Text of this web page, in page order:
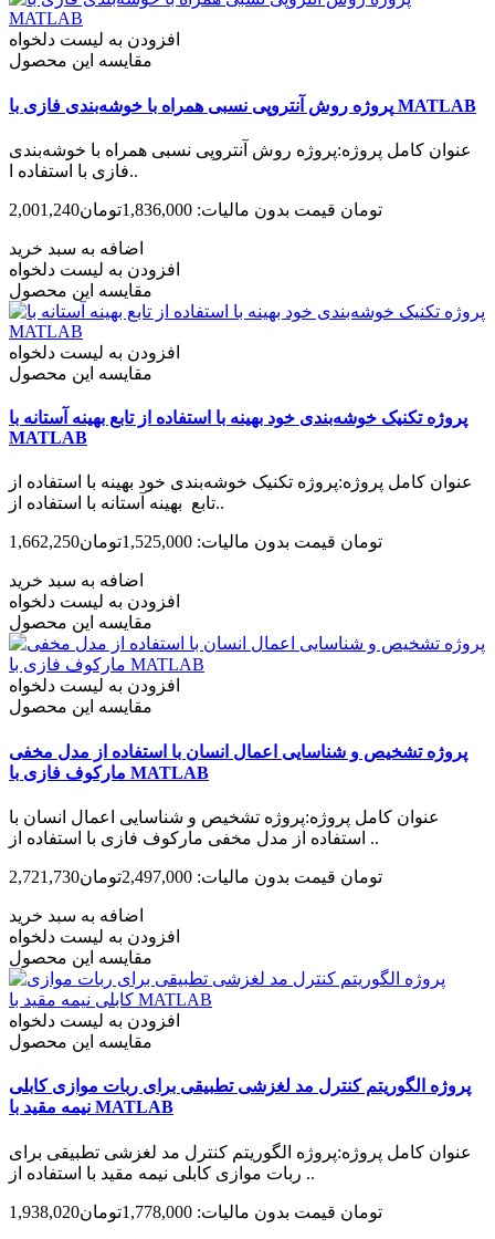
افزودن به لیست دلخواه
مقایسه این محصول
پروژه روش آنتروپی نسبی همراه با خوشه‌بندی فازی با MATLAB
عنوان کامل پروژه:پروژه روش آنتروپی نسبی همراه با خوشه‌بندی
فازی با استفاده ا..
2,001,240تومان قیمت بدون مالیات: 1,836,000تومان
اضافه به سبد خرید
افزودن به لیست دلخواه
مقایسه این محصول
افزودن به لیست دلخواه
مقایسه این محصول
پروژه تکنیک خوشه‌بندی خود بهینه با استفاده از تابع بهینه آستانه با
MATLAB
عنوان کامل پروژه:پروژه تکنیک خوشه‌بندی خود بهینه با استفاده از
تابع بهینه آستانه با استفاده از..
1,662,250تومان قیمت بدون مالیات: 1,525,000تومان
اضافه به سبد خرید
افزودن به لیست دلخواه
مقایسه این محصول
افزودن به لیست دلخواه
مقایسه این محصول
پروژه تشخیص و شناسایی اعمال انسان با استفاده از مدل مخفی
مارکوف فازی با MATLAB
عنوان کامل پروژه:پروژه تشخیص و شناسایی اعمال انسان با
استفاده از مدل مخفی مارکوف فازی با استفاده از ..
2,721,730تومان قیمت بدون مالیات: 2,497,000تومان
اضافه به سبد خرید
افزودن به لیست دلخواه
مقایسه این محصول
افزودن به لیست دلخواه
مقایسه این محصول
پروژه الگوریتم کنترل مد لغزشی تطبیقی برای ربات موازی کابلی
نیمه مقید با MATLAB
عنوان کامل پروژه:پروژه الگوریتم کنترل مد لغزشی تطبیقی برای
ربات موازی کابلی نیمه مقید با استفاده از ..
1,938,020تومان قیمت بدون مالیات: 1,778,000تومان